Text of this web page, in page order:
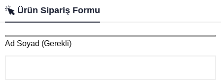
Ürün Sipariş Formu
Ad Soyad (Gerekli)